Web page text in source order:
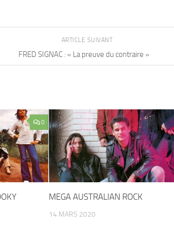
ARTICLE SUIVANT
FRED SIGNAC : « La preuve du contraire »
0
MEGA AUSTRALIAN ROCK
14 MARS 2020